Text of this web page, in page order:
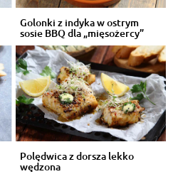
Golonki z indyka w ostrym
sosie BBQ dla „mięsożercy”
Polędwica z dorsza lekko
wędzona